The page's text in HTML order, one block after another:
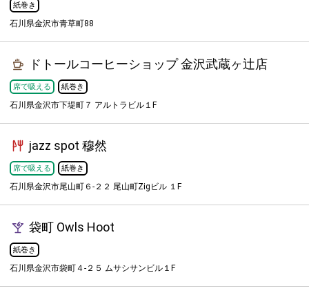
紙巻き
石川県金沢市青草町88
ドトールコーヒーショップ 金沢武蔵ヶ辻店
席で吸える 紙巻き
石川県金沢市下堤町７ アルトラビル１F
jazz spot 穆然
席で吸える 紙巻き
石川県金沢市尾山町６-２２ 尾山町Zigビル １F
袋町 Owls Hoot
紙巻き
石川県金沢市袋町４-２５ ムサシサンビル１F